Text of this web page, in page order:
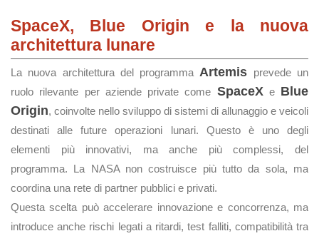
SpaceX, Blue Origin e la nuova
architettura lunare
La nuova architettura del programma Artemis prevede un
ruolo rilevante per aziende private come SpaceXe Blue
Origin, coinvolte nello sviluppo di sistemi di allunaggio e veicoli
destinati alle future operazioni lunari. Questo è uno degli
elementi più innovativi, ma anche più complessi, del
programma. La NASA non costruisce più tutto da sola, ma
coordina una rete di partner pubblici e privati.
Questa scelta può accelerare innovazione e concorrenza, ma
introduce anche rischi legati a ritardi, test falliti, compatibilità tra